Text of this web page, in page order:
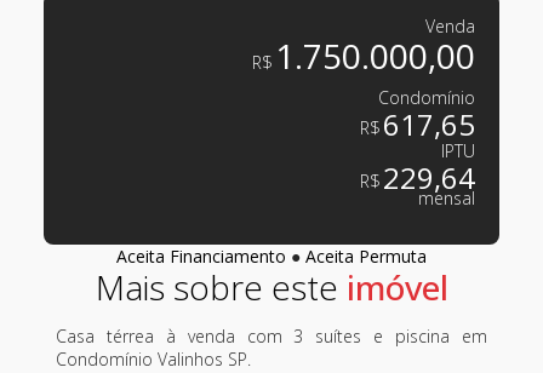
Venda
R$ 1.750.000,00
Condomínio
R$ 617,65
IPTU
R$ 229,64
mensal
Aceita Financiamento ● Aceita Permuta
Mais sobre este
Casa térrea à venda com 3 suítes e piscina em
Condomínio Valinhos SP.